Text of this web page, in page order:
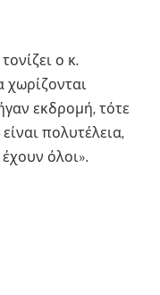
ο κ.
χωρίζονται
εκδρομή, τότε
πολυτέλεια,
όλοι».